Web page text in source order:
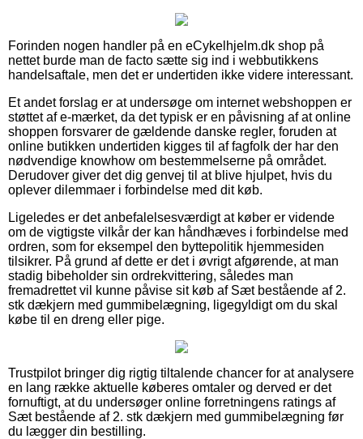
Forinden nogen handler på en eCykelhjelm.dk shop på
nettet burde man de facto sætte sig ind i webbutikkens
handelsaftale, men det er undertiden ikke videre interessant.
Et andet forslag er at undersøge om internet webshoppen er
støttet af e-mærket, da det typisk er en påvisning af at online
shoppen forsvarer de gældende danske regler, foruden at
online butikken undertiden kigges til af fagfolk der har den
nødvendige knowhow om bestemmelserne på området.
Derudover giver det dig genvej til at blive hjulpet, hvis du
oplever dilemmaer i forbindelse med dit køb.
Ligeledes er det anbefalelsesværdigt at køber er vidende
om de vigtigste vilkår der kan håndhæves i forbindelse med
ordren, som for eksempel den byttepolitik hjemmesiden
tilsikrer. På grund af dette er det i øvrigt afgørende, at man
stadig bibeholder sin ordrekvittering, således man
fremadrettet vil kunne påvise sit køb af Sæt bestående af 2.
stk dækjern med gummibelægning, ligegyldigt om du skal
købe til en dreng eller pige.
Trustpilot bringer dig rigtig tiltalende chancer for at analysere
en lang række aktuelle køberes omtaler og derved er det
fornuftigt, at du undersøger online forretningens ratings af
Sæt bestående af 2. stk dækjern med gummibelægning før
du lægger din bestilling.